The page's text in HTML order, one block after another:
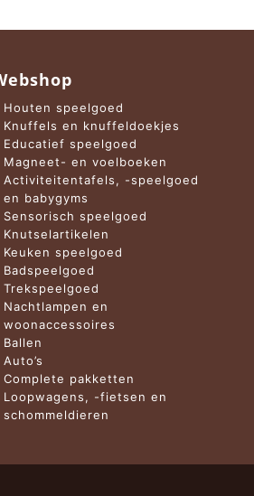
Houten speelgoed
Knuffels en knuffeldoekjes
Educatief speelgoed
Magneet- en voelboeken
Activiteitentafels, -speelgoed
en babygyms
Sensorisch speelgoed
Knutselartikelen
Keuken speelgoed
Badspeelgoed
Trekspeelgoed
Nachtlampen en
woonaccessoires
Ballen
Auto’s
Complete pakketten
Loopwagens, -fietsen en
schommeldieren